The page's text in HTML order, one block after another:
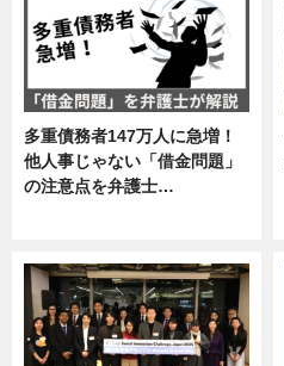
多重債務者147万人に急増！
他人事じゃない「借金問題」
の注意点を弁護士…